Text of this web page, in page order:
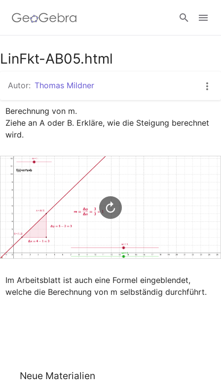
Google Classroom
GeoGebra Classroom
Anmelden
LinFkt-AB05.html
Autor: Thomas Mildner
Berechnung von m.
Ziehe an A oder B. Erkläre, wie die Steigung berechnet
wird.
Im Arbeitsblatt ist auch eine Formel eingeblendet,
welche die Berechnung von m selbständig durchführt.
Neue Materialien